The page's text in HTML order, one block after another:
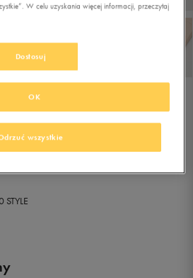
STYLE
W celu uzyskania więcej informacji, przeczytaj
Dostosuj
wszystkie
OK